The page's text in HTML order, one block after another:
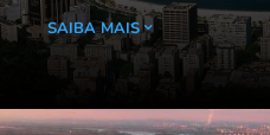
SAIBA MAIS